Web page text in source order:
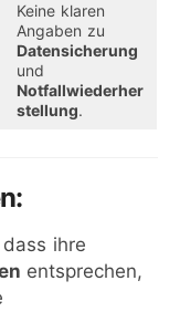
Keine klaren
Angaben zu
Datensicherung
und
Notfallwiederher
stellung.
ihre
entsprechen,